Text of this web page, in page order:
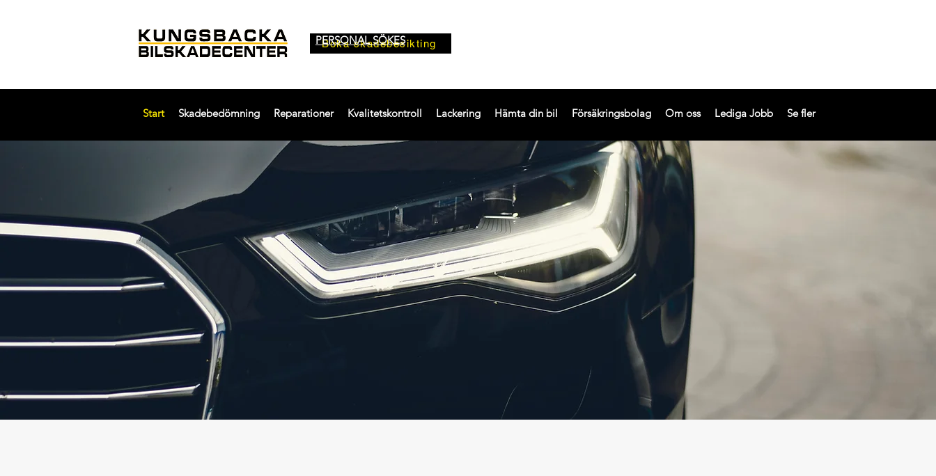
Boka skadebesikting
PERSONAL SÖKES
Start Skadebedömning Reparationer Kvalitetskontroll Lackering Hämta din bil Försäkringsbolag Om oss Lediga Jobb Se fler